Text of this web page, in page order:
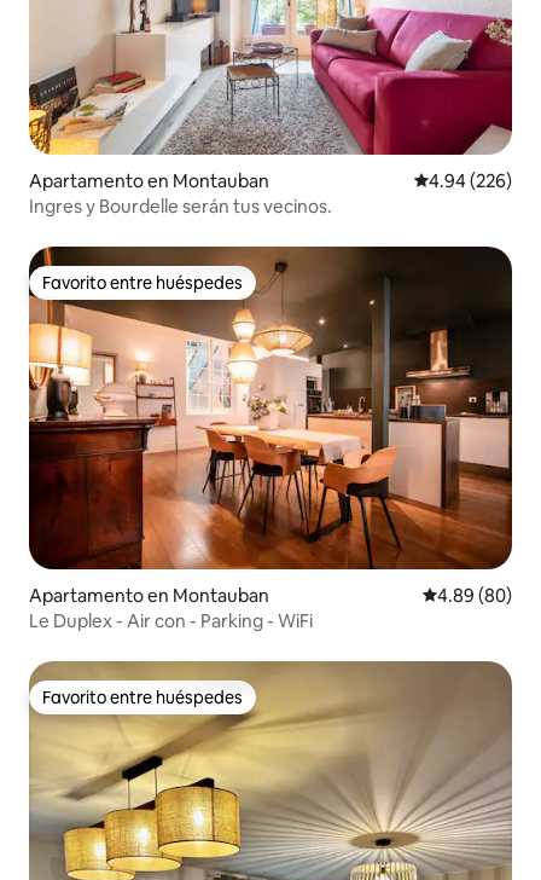
Apartamento en Montauban Calificación
4.94 (226)
Ingres y Bourdelle serán tus vecinos.
Favorito entre huéspedes
Favorito entre huéspedes
Apartamento en Montauban Calificación
4.89 (80)
Le Duplex - Air con - Parking - WiFi
Favorito entre huéspedes
Favorito entre huéspedes